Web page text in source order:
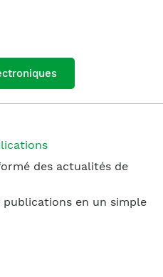
des actualités de
publications en un simple